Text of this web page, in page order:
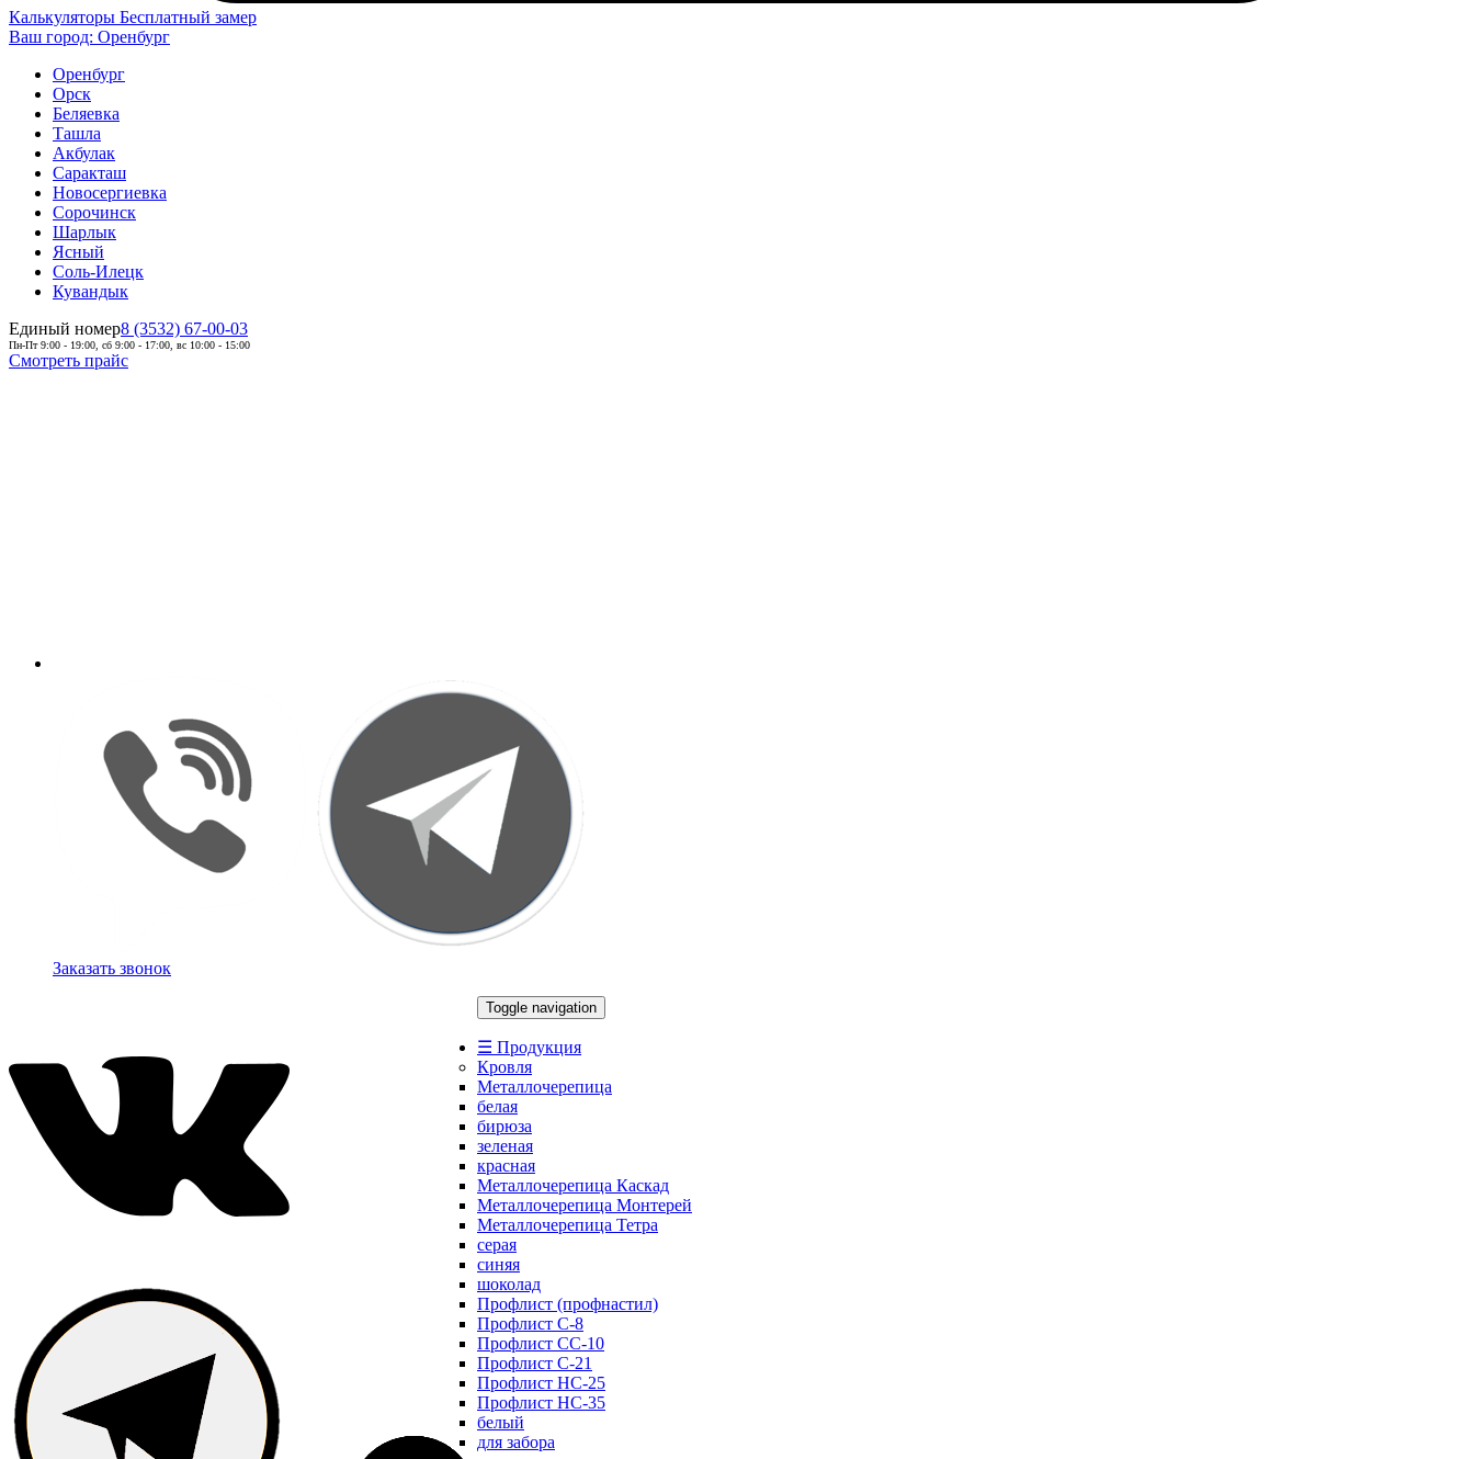
Калькуляторы Бесплатный замер
Ваш город: Оренбург
Оренбург
Орск
Беляевка
Ташла
Акбулак
Саракташ
Новосергиевка
Сорочинск
Шарлык
Ясный
Соль-Илецк
Кувандык
Единый номер8 (3532) 67-00-03
Пн-Пт 9:00 - 19:00, сб 9:00 - 17:00, вс 10:00 - 15:00
Смотреть прайс
Заказать звонок
Toggle navigation
☰ Продукция
Кровля
Металлочерепица
белая
бирюза
зеленая
красная
Металлочерепица Каскад
Металлочерепица Монтерей
Металлочерепица Тетра
серая
синяя
шоколад
Профлист (профнастил)
Профлист С-8
Профлист СС-10
Профлист C-21
Профлист НС-25
Профлист НС-35
белый
для забора